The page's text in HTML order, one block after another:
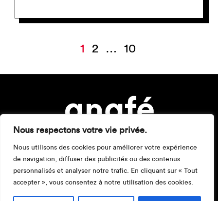
Nous respectons votre vie privée.
Nous utilisons des cookies pour améliorer votre expérience
de navigation, diffuser des publicités ou des contenus
personnalisés et analyser notre trafic. En cliquant sur « Tout
accepter », vous consentez à notre utilisation des cookies.
Pagination
1 2 … 10